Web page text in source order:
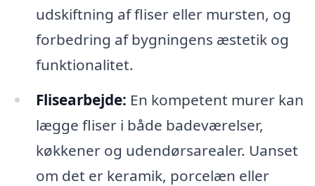
udskiftning af fliser eller mursten, og
forbedring af bygningens æstetik og
funktionalitet.
Flisearbejde: En kompetent murer kan
lægge fliser i både badeværelser,
køkkener og udendørsarealer. Uanset
om det er keramik, porcelæn eller